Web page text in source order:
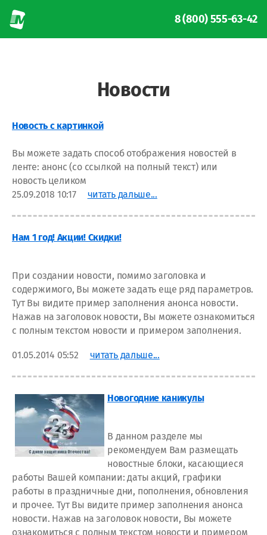
8 (800) 555-63-42
Новости
Новость с картинкой
Вы можете задать способ отображения новостей в
ленте: анонс (со ссылкой на полный текст) или
новость целиком
25.09.2018 10:17
читать дальше...
Нам 1 год! Акции! Скидки!
При создании новости, помимо заголовка и
содержимого, Вы можете задать еще ряд параметров.
Тут Вы видите пример заполнения анонса новости.
Нажав на заголовок новости, Вы можете ознакомиться
с полным текстом новости и примером заполнения.
01.05.2014 05:52 читать дальше...
Новогодние каникулы
В данном разделе мы
рекомендуем Вам размещать
новостные блоки, касающиеся
работы Вашей компании: даты акций, графики
работы в праздничные дни, пополнения, обновления
и прочее. Тут Вы видите пример заполнения анонса
новости. Нажав на заголовок новости, Вы можете
ознакомиться с полным текстом новости и примером